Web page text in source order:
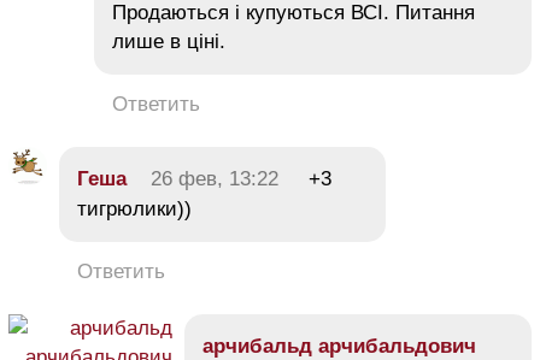
Продаються і купуються ВСІ. Питання
лише в ціні.
Ответить
Геша 26 фев, 13:22
+3
тигрюлики))
Ответить
арчибальд арчибальдович